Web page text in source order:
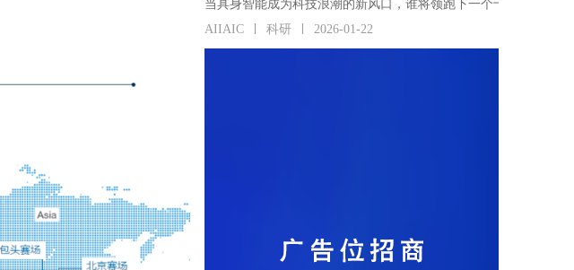
AIIAIC 科研 2026-01-22